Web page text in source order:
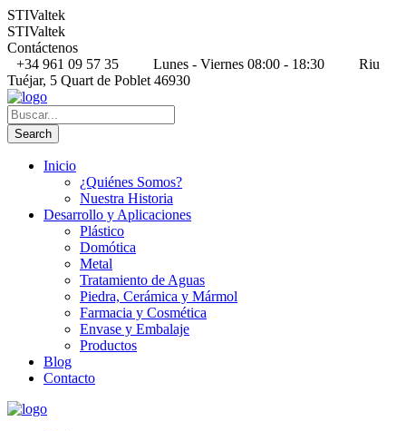
STIValtek
STIValtek
Contáctenos
+34 961 09 57 35
Lunes - Viernes 08:00 - 18:30
Riu
Tuéjar, 5 Quart de Poblet 46930
Inicio
¿Quiénes Somos?
Nuestra Historia
Desarrollo y Aplicaciones
Plástico
Domótica
Metal
Tratamiento de Aguas
Piedra, Cerámica y Mármol
Farmacia y Cosmética
Envase y Embalaje
Productos
Blog
Contacto